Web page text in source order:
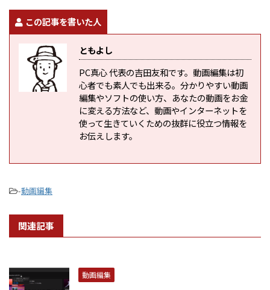
この記事を書いた人
ともよし
PC真心 代表の吉田友和です。動画編集は初
心者でも素人でも出来る。分かりやすい動画
編集やソフトの使い方、あなたの動画をお金
に変える方法など、動画やインターネットを
使って生きていくための抜群に役立つ情報を
お伝えします。
-動画編集
関連記事
動画編集